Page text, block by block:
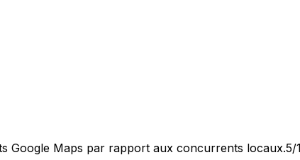
Google Maps par rapport aux concurrents locaux.5/